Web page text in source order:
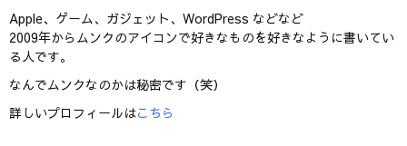
Apple、ゲーム、ガジェット、WordPress などなど
2009年からムンクのアイコンで好きなものを好きなように書いてい
る人です。
なんでムンクなのかは秘密です（笑）
詳しいプロフィールはこちら